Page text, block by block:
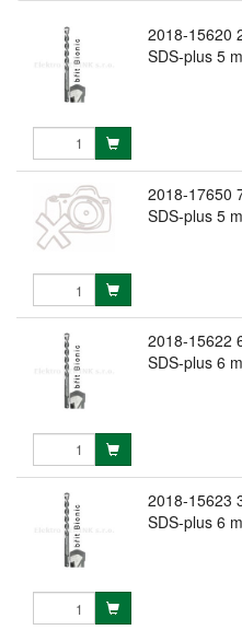
2018-15620
SDS-plus 5
2018-17650
SDS-plus 5
2018-15622
SDS-plus 6
2018-15623
SDS-plus 6